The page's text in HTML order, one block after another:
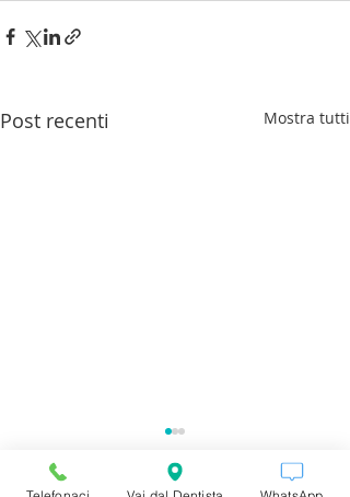
Post recenti Mostra tutti